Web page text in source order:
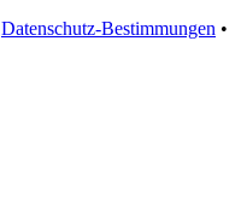
Datenschutz-Bestimmungen •